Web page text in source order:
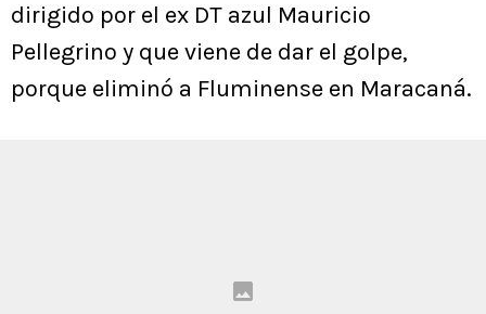
dirigido por el ex DT azul Mauricio
Pellegrino y que viene de dar el golpe,
porque eliminó a Fluminense en Maracaná.